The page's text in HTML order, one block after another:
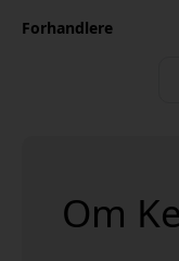
Forhandlere
Om